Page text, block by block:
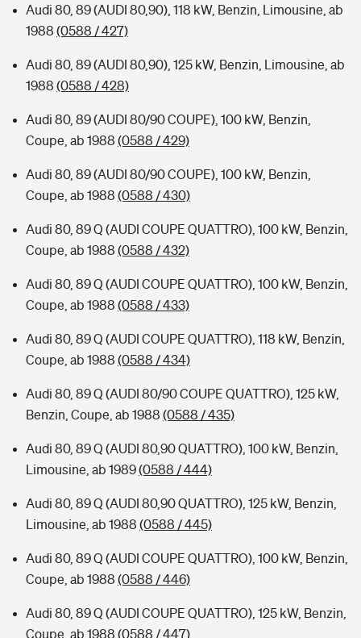
Audi 80, 89 (AUDI 80,90), 118 kW, Benzin, Limousine, ab
1988 (0588 / 427)
Audi 80, 89 (AUDI 80,90), 125 kW, Benzin, Limousine, ab
1988 (0588 / 428)
Audi 80, 89 (AUDI 80/90 COUPE), 100 kW, Benzin,
Coupe, ab 1988 (0588 / 429)
Audi 80, 89 (AUDI 80/90 COUPE), 100 kW, Benzin,
Coupe, ab 1988 (0588 / 430)
Audi 80, 89 Q (AUDI COUPE QUATTRO), 100 kW, Benzin,
Coupe, ab 1988 (0588 / 432)
Audi 80, 89 Q (AUDI COUPE QUATTRO), 100 kW, Benzin,
Coupe, ab 1988 (0588 / 433)
Audi 80, 89 Q (AUDI COUPE QUATTRO), 118 kW, Benzin,
Coupe, ab 1988 (0588 / 434)
Audi 80, 89 Q (AUDI 80/90 COUPE QUATTRO), 125 kW,
Benzin, Coupe, ab 1988 (0588 / 435)
Audi 80, 89 Q (AUDI 80,90 QUATTRO), 100 kW, Benzin,
Limousine, ab 1989(0588 / 444)
Audi 80, 89 Q (AUDI 80,90 QUATTRO), 125 kW, Benzin,
Limousine, ab 1988 (0588 / 445)
Audi 80, 89 Q (AUDI COUPE QUATTRO), 100 kW, Benzin,
Coupe, ab 1988 (0588 / 446)
Audi 80, 89 Q (AUDI COUPE QUATTRO), 125 kW, Benzin,
Coupe, ab 1988 (0588 / 447)